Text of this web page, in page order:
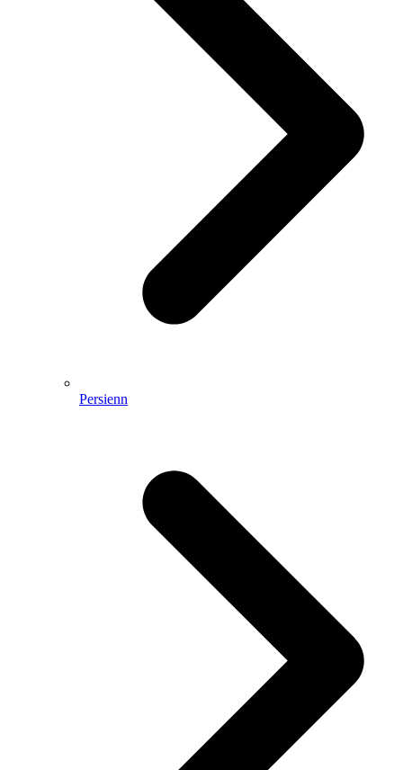
Persienn